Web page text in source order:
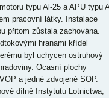
typu Al-25 a APU typu
pracovní látky. Instalace
přitom zůstala zachována.
hranami křídel
byl uchycen ostruhový
Ocasní plochy
a jedné zdvojené SOP.
dílně Instytutu Lotnictwa,